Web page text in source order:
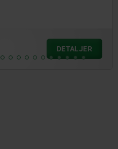
DETALJER